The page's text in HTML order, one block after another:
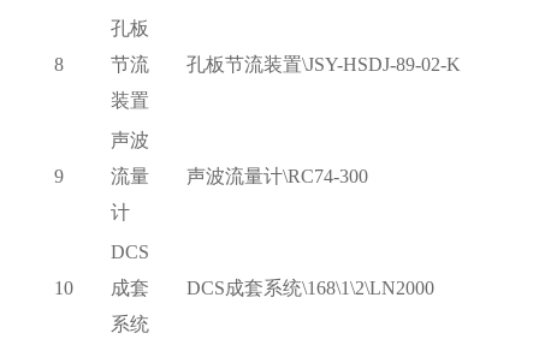
8
孔板
节流
装置
孔板节流装置\JSY-HSDJ-89-02-K
9
声波
流量
计
声波流量计\RC74-300
10
DCS
成套
系统
DCS成套系统\168\1\2\LN2000